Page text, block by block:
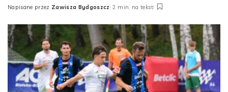
Posted
Napisane przez Zawisza Bydgoszcz 2 min. na tekst